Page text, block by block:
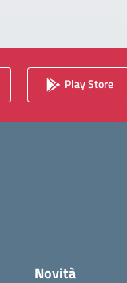
Play Store
Novità